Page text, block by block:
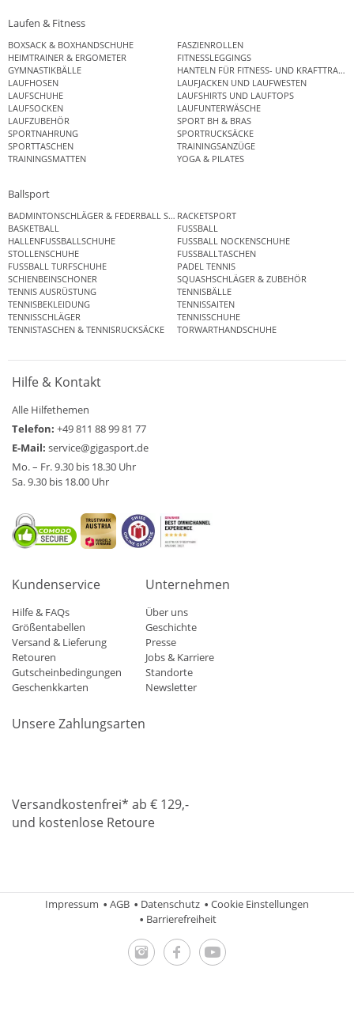
Laufen & Fitness
BOXSACK & BOXHANDSCHUHE
FASZIENROLLEN
HEIMTRAINER & ERGOMETER
FITNESSLEGGINGS
GYMNASTIKBÄLLE
HANTELN FÜR FITNESS- UND
LAUFHOSEN
LAUFJACKEN UND LAUFWESTEN
LAUFSCHUHE
LAUFSHIRTS UND LAUFTOPS
LAUFSOCKEN
LAUFUNTERWÄSCHE
LAUFZUBEHÖR
SPORT BH & BRAS
SPORTNAHRUNG
SPORTRUCKSÄCKE
SPORTTASCHEN
TRAININGSANZÜGE
TRAININGSMATTEN
YOGA & PILATES
Ballsport
BADMINTONSCHLÄGER & FEDERBALL SETSRACKETSPORT
BASKETBALL
FUSSBALL
HALLENFUSSBALLSCHUHE
FUSSBALL NOCKENSCHUHE
STOLLENSCHUHE
FUSSBALLTASCHEN
FUSSBALL TURFSCHUHE
PADEL TENNIS
SCHIENBEINSCHONER
SQUASHSCHLÄGER & ZUBEHÖR
TENNIS AUSRÜSTUNG
TENNISBÄLLE
TENNISBEKLEIDUNG
TENNISSAITEN
TENNISSCHLÄGER
TENNISSCHUHE
TENNISTASCHEN & TENNISRUCKSÄCKE
TORWARTHANDSCHUHE
Hilfe & Kontakt
Alle Hilfethemen
Telefon: +49 811 88 99 81 77
E-Mail: service@gigasport.de
Mo. – Fr. 9.30 bis 18.30 Uhr
Sa. 9.30 bis 18.00 Uhr
Kundenservice
Hilfe & FAQs
Größentabellen
Versand & Lieferung
Retouren
Gutscheinbedingungen
Geschenkkarten
Unternehmen
Über uns
Geschichte
Presse
Jobs & Karriere
Standorte
Newsletter
Unsere Zahlungsarten
Versandkostenfrei* ab € 129,-
und kostenlose Retoure
Impressum AGB Datenschutz
Cookie Einstellungen
Barrierefreiheit